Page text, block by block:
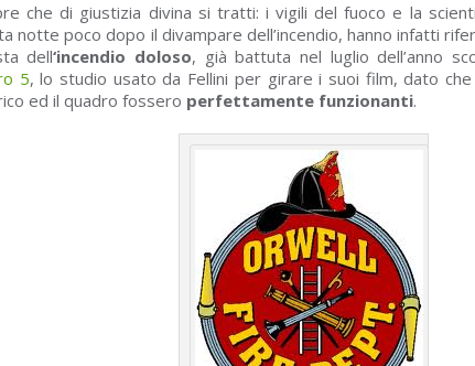
che di giustizia divina si tratti: i vigili del fuoco e la
notte poco dopo il divampare dell’incendio, hanno infatti
dell‘incendio doloso, già battuta nel luglio dell’anno
5, lo studio usato da Fellini per girare i suoi film, dato che
ed il quadro fossero perfettamente funzionanti.